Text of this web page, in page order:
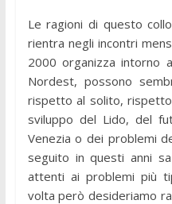
Le ragioni di questo
rien­tra negli incontri
2000 organizza intorno
Nordest, possono
rispetto al solito,
sviluppo del Lido, del
Venezia o dei problemi
seguito in questi anni
attenti ai problemi più
volta però desideriamo